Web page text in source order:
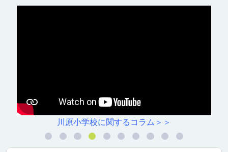
川原小学校に関するコラム＞＞